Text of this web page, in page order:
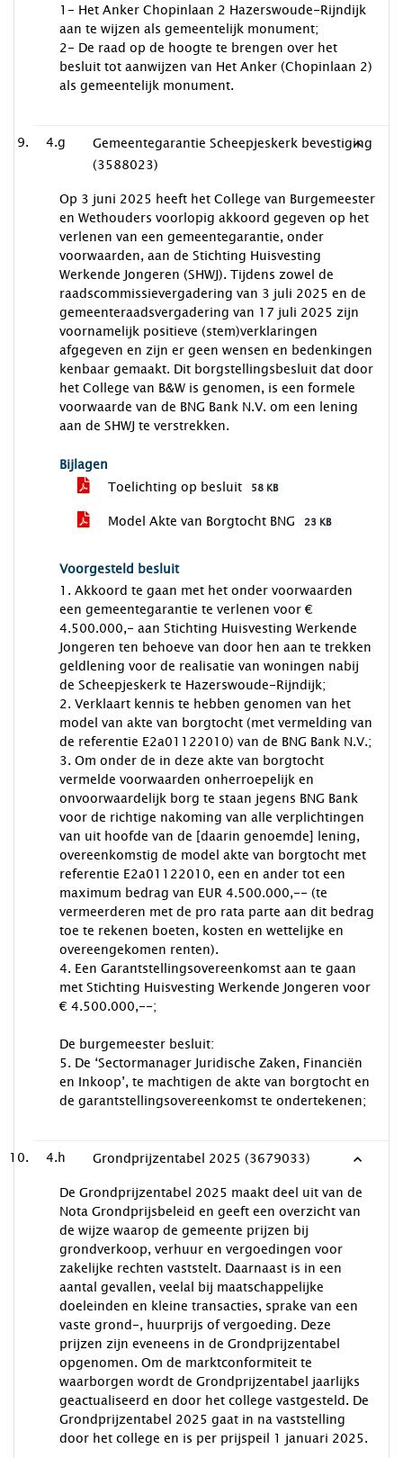
1- Het Anker Chopinlaan 2 Hazerswoude-Rijndijk
aan te wijzen als gemeentelijk monument;
2- De raad op de hoogte te brengen over het
besluit tot aanwijzen van Het Anker (Chopinlaan 2)
als gemeentelijk monument.
4.g
Gemeentegarantie Scheepjeskerk bevestiging
(3588023)
Op 3 juni 2025 heeft het College van Burgemeester
en Wethouders voorlopig akkoord gegeven op het
verlenen van een gemeentegarantie, onder
voorwaarden, aan de Stichting Huisvesting
Werkende Jongeren (SHWJ). Tijdens zowel de
raadscommissievergadering van 3 juli 2025 en de
gemeenteraadsvergadering van 17 juli 2025 zijn
voornamelijk positieve (stem)verklaringen
afgegeven en zijn er geen wensen en bedenkingen
kenbaar gemaakt. Dit borgstellingsbesluit dat door
het College van B&W is genomen, is een formele
voorwaarde van de BNG Bank N.V. om een lening
aan de SHWJ te verstrekken.
Bijlagen
Toelichting op besluit
58 KB
Model Akte van Borgtocht BNG 23 KB
Voorgesteld besluit
1. Akkoord te gaan met het onder voorwaarden
een gemeentegarantie te verlenen voor €
4.500.000,- aan Stichting Huisvesting Werkende
Jongeren ten behoeve van door hen aan te trekken
geldlening voor de realisatie van woningen nabij
de Scheepjeskerk te Hazerswoude-Rijndijk;
2. Verklaart kennis te hebben genomen van het
model van akte van borgtocht (met vermelding van
de referentie E2a01122010) van de BNG Bank N.V.;
3. Om onder de in deze akte van borgtocht
vermelde voorwaarden onherroepelijk en
onvoorwaardelijk borg te staan jegens BNG Bank
voor de richtige nakoming van alle verplichtingen
van uit hoofde van de [daarin genoemde] lening,
overeenkomstig de model akte van borgtocht met
referentie E2a01122010, een en ander tot een
maximum bedrag van EUR 4.500.000,-- (te
vermeerderen met de pro rata parte aan dit bedrag
toe te rekenen boeten, kosten en wettelijke en
overeengekomen renten).
4. Een Garantstellingsovereenkomst aan te gaan
met Stichting Huisvesting Werkende Jongeren voor
€ 4.500.000,--;
De burgemeester besluit:
5. De ‘Sectormanager Juridische Zaken, Financiën
en Inkoop’, te machtigen de akte van borgtocht en
de garantstellingsovereenkomst te ondertekenen;
4.h
Grondprijzentabel 2025 (3679033)
De Grondprijzentabel 2025 maakt deel uit van de
Nota Grondprijsbeleid en geeft een overzicht van
de wijze waarop de gemeente prijzen bij
grondverkoop, verhuur en vergoedingen voor
zakelijke rechten vaststelt. Daarnaast is in een
aantal gevallen, veelal bij maatschappelijke
doeleinden en kleine transacties, sprake van een
vaste grond-, huurprijs of vergoeding. Deze
prijzen zijn eveneens in de Grondprijzentabel
opgenomen. Om de marktconformiteit te
waarborgen wordt de Grondprijzentabel jaarlijks
geactualiseerd en door het college vastgesteld. De
Grondprijzentabel 2025 gaat in na vaststelling
door het college en is per prijspeil 1 januari 2025.